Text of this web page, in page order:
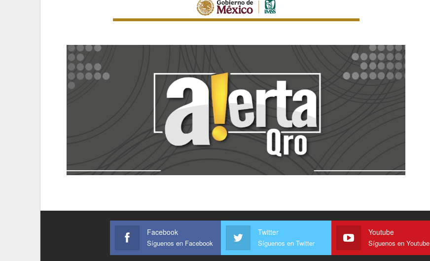
Facebook
Síguenos en Facebook
Twitter
Síguenos en Twitter
Youtube
Síguenos en Youtube